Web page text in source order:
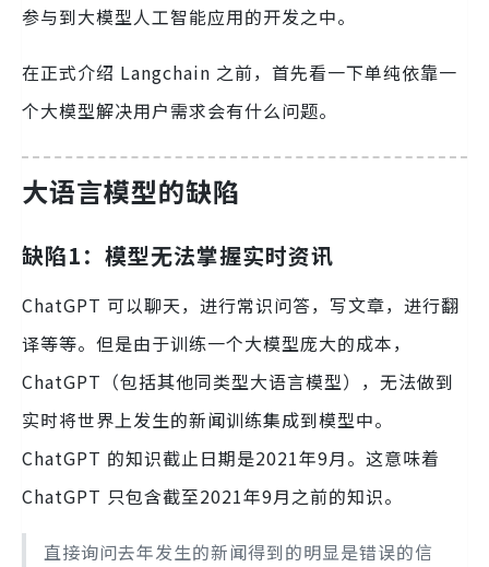
参与到大模型人工智能应用的开发之中。
在正式介绍 Langchain 之前，首先看一下单纯依靠一
个大模型解决用户需求会有什么问题。
大语言模型的缺陷
缺陷1：模型无法掌握实时资讯
ChatGPT 可以聊天，进行常识问答，写文章，进行翻
译等等。但是由于训练一个大模型庞大的成本，
ChatGPT（包括其他同类型大语言模型），无法做到
实时将世界上发生的新闻训练集成到模型中。
ChatGPT 的知识截止日期是2021年9月。这意味着
ChatGPT 只包含截至2021年9月之前的知识。
直接询问去年发生的新闻得到的明显是错误的信